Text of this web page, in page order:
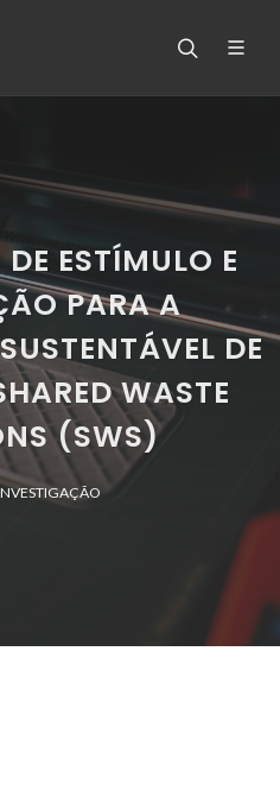
ESTÍMULO E
PARA A
DE
WASTE
(SWS)